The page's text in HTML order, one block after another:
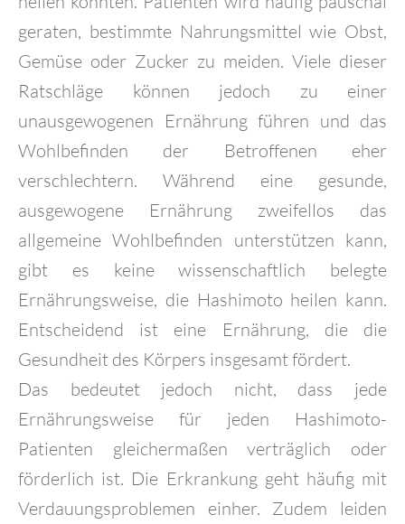
geraten, bestimmte Nahrungsmittel wie Obst,
Gemüse oder Zucker zu meiden. Viele dieser
Ratschläge können jedoch zu einer
unausgewogenen Ernährung führen und das
Wohlbefinden der Betroffenen eher
verschlechtern. Während eine gesunde,
ausgewogene Ernährung zweifellos das
allgemeine Wohlbefinden unterstützen kann,
gibt es keine wissenschaftlich belegte
Ernährungsweise, die Hashimoto heilen kann.
Entscheidend ist eine Ernährung, die die
Gesundheit des Körpers insgesamt fördert.
Das bedeutet jedoch nicht, dass jede
Ernährungsweise für jeden Hashimoto-
Patienten gleichermaßen verträglich oder
förderlich ist. Die Erkrankung geht häufig mit
Verdauungsproblemen einher. Zudem leiden